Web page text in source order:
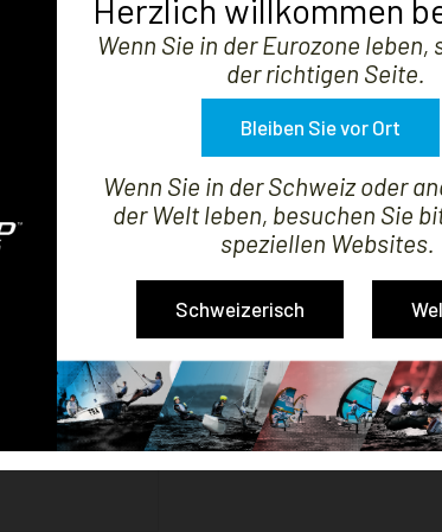
OP TOP COVER
97,99 €
Herzlich willkommen
Wenn Sie in der Schweiz oder
der Welt leben, besuchen Sie
speziellen Websites.
Wenn Sie in der Eurozone leben,
der richtigen Seite.
Schweizerisch
Bleiben Sie vor Ort